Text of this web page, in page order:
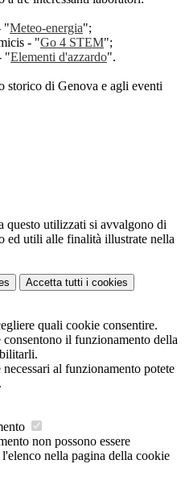
"Meteo-energia";
- "Go 4 STEM";
"Elementi d'azzardo".
storico di Genova e agli eventi
questo utilizzati si avvalgono di
ed utili alle finalità illustrate nella
Accetta tutti i cookies
quali cookie consentire.
il funzionamento della
al funzionamento potete
.
non possono essere
nella pagina della cookie